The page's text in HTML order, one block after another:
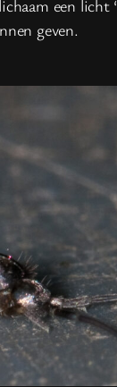
een licht
geven.